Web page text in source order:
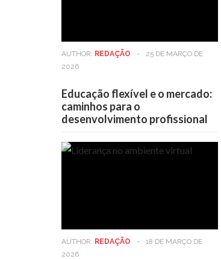
AUTHOR: REDAÇÃO -
25 DE MARÇO DE
2026
Educação flexível e o mercado:
caminhos para o
desenvolvimento profissional
AUTHOR: REDAÇÃO -
18 DE MARÇO DE
2026